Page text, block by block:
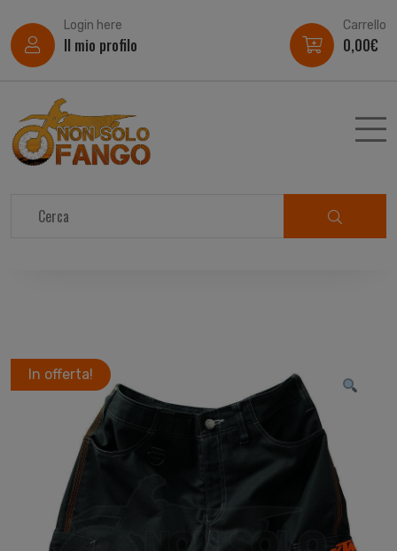
Login here
Il mio profilo
Carrello
0,00€
In offerta!